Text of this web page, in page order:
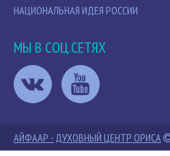
НАЦИОНАЛЬНАЯ ИДЕЯ РОССИИ
МЫ В СОЦ.СЕТЯХ
АЙФААР - ДУХОВНЫЙ ЦЕНТР ОРИСА